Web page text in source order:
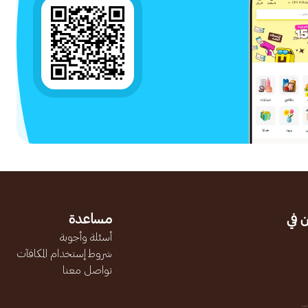
في مساعدة
أسئلة وأجوبة
شروط إستخدام المكافآت
تواصل معنا